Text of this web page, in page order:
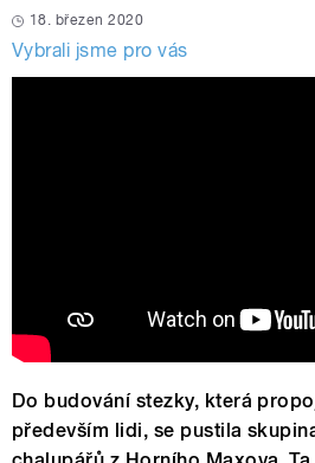
18. březen 2020
Vybrali jsme pro vás
Do budování stezky, která
především lidi, se pustila